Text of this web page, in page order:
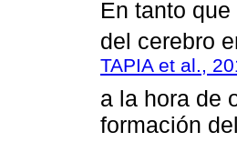
En tanto
del cerebro
TAPIA et al.,
a la hora de
formación